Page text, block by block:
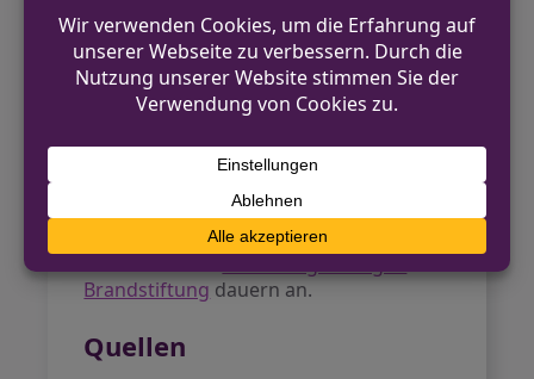
So geht es weiter
Die Polizei hofft durch die
auf Hinweise aus der Bevölkerung. Wer
den Mann auf den Bildern erkennt oder
Informationen zum Tathergang hat,
wird gebeten, sich bei der Polizei Köln
Brandstiftung dauern an.
Quellen